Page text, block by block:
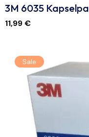
3M 6035
11,99€
Sale